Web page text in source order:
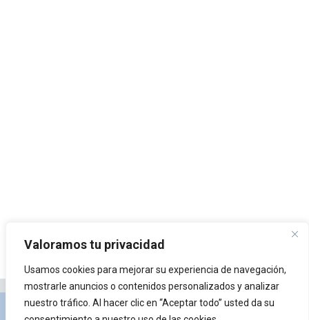
Valoramos tu privacidad
Usamos cookies para mejorar su experiencia de navegación,
mostrarle anuncios o contenidos personalizados y analizar
nuestro tráfico. Al hacer clic en “Aceptar todo” usted da su
Privacidad y Política de Cookies Portal de